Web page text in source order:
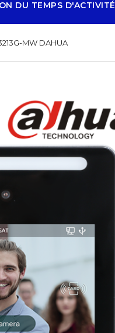
DU TEMPS D'ACTIVITÉ
MW DAHUA